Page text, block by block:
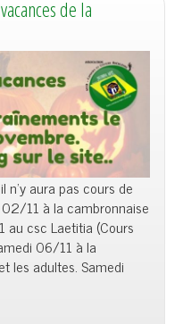
de la
aura pas cours de
11 à la cambronnaise
au csc Laetitia (Cours
06/11 à la
les adultes. Samedi